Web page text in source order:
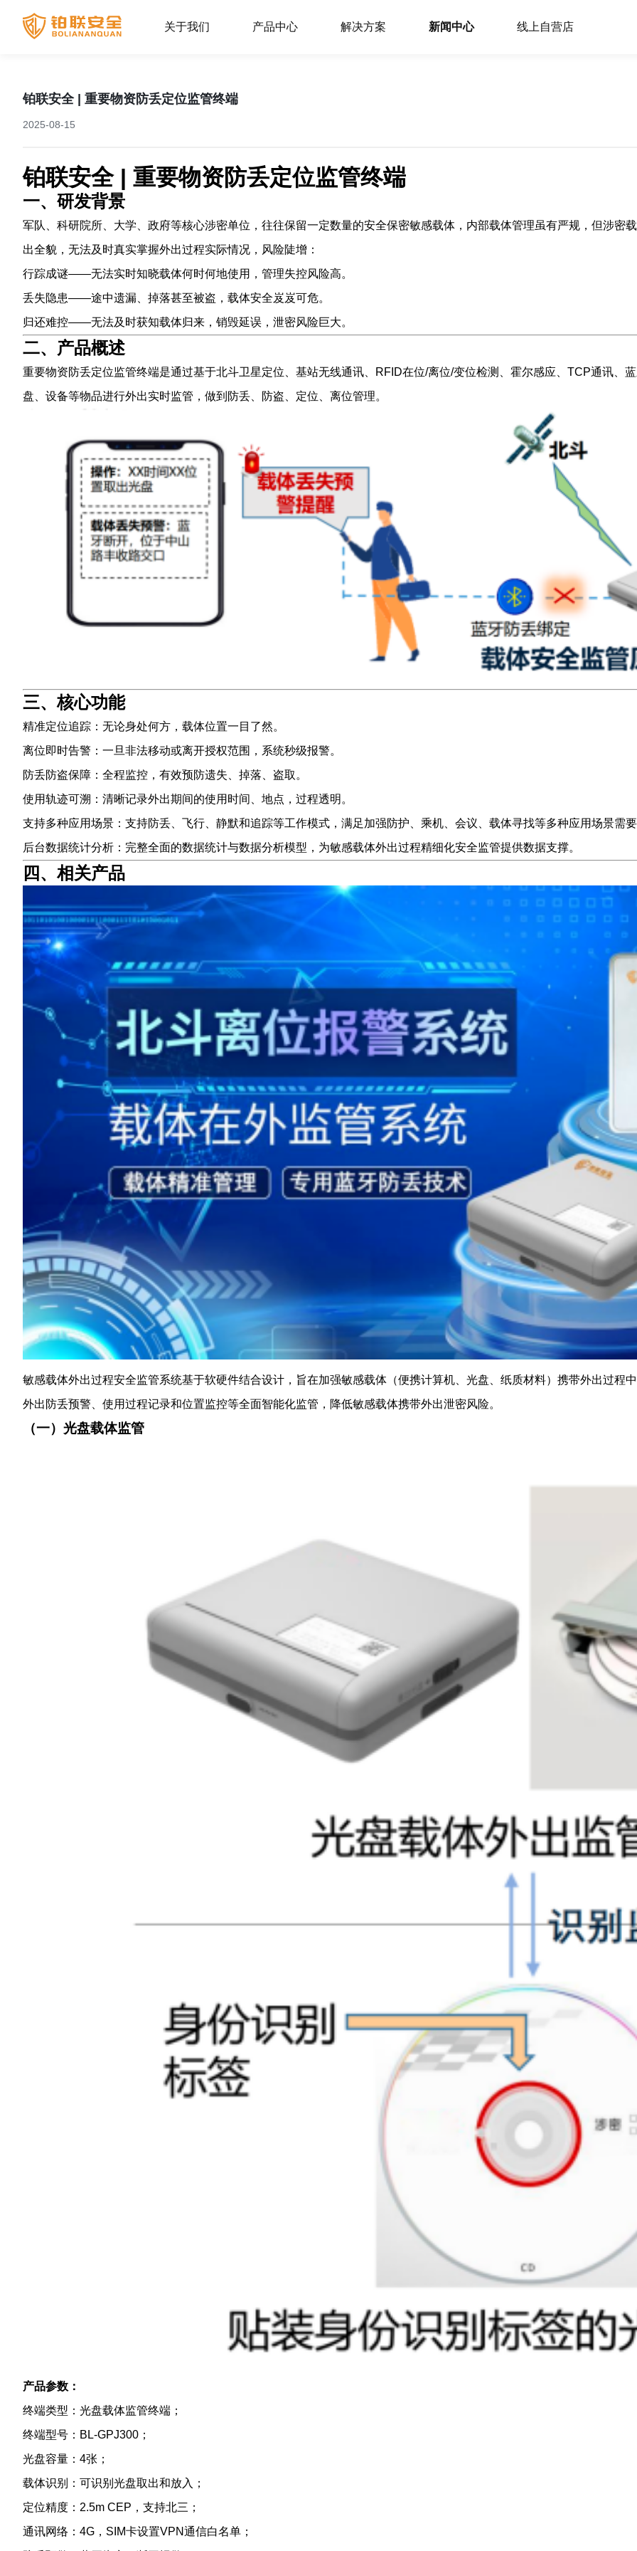
关于我们 产品中心 解决方案 新闻中心 线上自营店
铂联安全 | 重要物资防丢定位监管终端
2025-08-15
铂联安全 | 重要物资防丢定位监管终端
一、研发背景
军队、科研院所、大学、政府等核心涉密单位，往往保留一定数量的安全保密敏感载体，内部载体管理虽有严规，但涉密
出全貌，无法及时真实掌握外出过程实际情况，风险陡增：
行踪成谜——无法实时知晓载体何时何地使用，管理失控风险高。
丢失隐患——途中遗漏、掉落甚至被盗，载体安全岌岌可危。
归还难控——无法及时获知载体归来，销毁延误，泄密风险巨大。
二、产品概述
重要物资防丢定位监管终端是通过基于北斗卫星定位、基站无线通讯、RFID在位/离位/变位检测、霍尔感应、TCP通讯、
盘、设备等物品进行外出实时监管，做到防丢、防盗、定位、离位管理。
三、核心功能
精准定位追踪：无论身处何方，载体位置一目了然。
离位即时告警：一旦非法移动或离开授权范围，系统秒级报警。
防丢防盗保障：全程监控，有效预防遗失、掉落、盗取。
使用轨迹可溯：清晰记录外出期间的使用时间、地点，过程透明。
支持多种应用场景：支持防丢、飞行、静默和追踪等工作模式，满足加强防护、乘机、会议、载体寻找等多种应用场景需
后台数据统计分析：完整全面的数据统计与数据分析模型，为敏感载体外出过程精细化安全监管提供数据支撑。
四、相关产品
敏感载体外出过程安全监管系统基于软硬件结合设计，旨在加强敏感载体（便携计算机、光盘、纸质材料）携带外出过程
外出防丢预警、使用过程记录和位置监控等全面智能化监管，降低敏感载体携带外出泄密风险。
（一）光盘载体监管
产品参数：
终端类型：光盘载体监管终端；
终端型号：BL-GPJ300；
光盘容量：4张；
载体识别：可识别光盘取出和放入；
定位精度：2.5m CEP，支持北三；
通讯网络：4G，SIM卡设置VPN通信白名单；